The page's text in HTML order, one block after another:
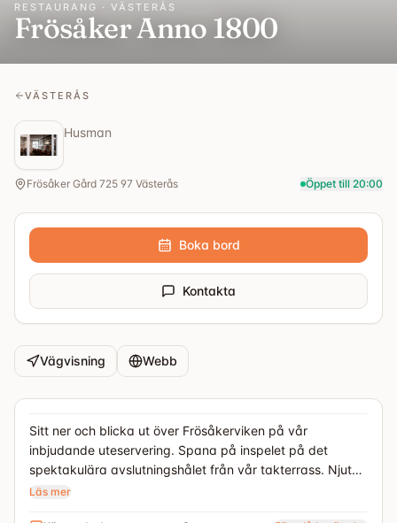
RESTAURANG · VÄSTERÅS
Frösåker Anno 1800
VÄSTERÅS
Husman
Frösåker Gård 725 97 Västerås Öppet till 20:00
Boka bord
Kontakta
Vägvisning Webb
Sitt ner och blicka ut över Frösåkerviken på vår
inbjudande uteservering. Spana på inspelet på det
spektakulära avslutningshålet från vår takterrass. Njut
av omsorgsfullt utvalda rätter och drycker serverade
Läs mer